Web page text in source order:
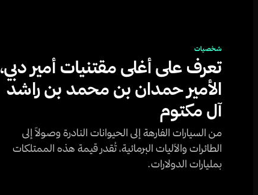
شخصيات
تعرف على أغلى مقتنيات أمير دبي،
الأمير حمدان بن محمد بن راشد
آل مكتوم
من السيارات الفارهة إلى الحيوانات النادرة وصولاً إلى
الطائرات والآليات البرمائية، تُقدر قيمة هذه الممتلكات
بمليارات الدولارات.